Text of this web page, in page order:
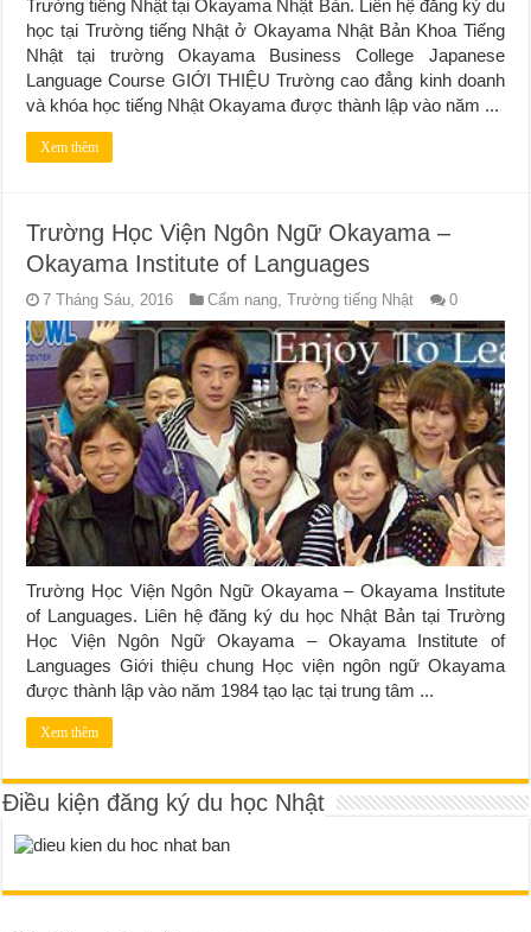
Trường tiếng Nhật tại Okayama Nhật Bản. Liên hệ đăng ký du
học tại Trường tiếng Nhật ở Okayama Nhật Bản Khoa Tiếng
Nhật tại trường Okayama Business College Japanese
Language Course GIỚI THIỆU Trường cao đẳng kinh doanh
và khóa học tiếng Nhật Okayama được thành lập vào năm ...
Xem thêm
Trường Học Viện Ngôn Ngữ Okayama –
Okayama Institute of Languages
7 Tháng Sáu, 2016 Cẩm nang ,Trường tiếng Nhật 0
Trường Học Viện Ngôn Ngữ Okayama – Okayama Institute
of Languages. Liên hệ đăng ký du học Nhật Bản tại Trường
Học Viện Ngôn Ngữ Okayama – Okayama Institute of
Languages Giới thiệu chung Học viện ngôn ngữ Okayama
được thành lập vào năm 1984 tạo lạc tại trung tâm ...
Xem thêm
Điều kiện đăng ký du học Nhật